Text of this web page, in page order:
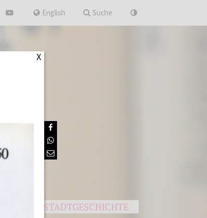
X
English Suche
STADTGESCHICHTE